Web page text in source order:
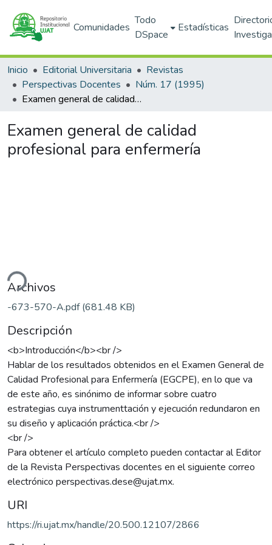
Comunidades
Todo
DSpace
Estadísticas
Inicio Editorial Universitaria
Revistas
Perspectivas Docentes
Núm. 17 (1995)
Examen general de calidad profesional para enfermería
Examen general de calidad
profesional para enfermería
Archivos
-673-570-A.pdf(681.48 KB)
Descripción
<b>Introducción</b><br />
Hablar de los resultados obtenidos en el Examen General de
Calidad Profesional para Enfermería (EGCPE), en lo que va
de este año, es sinónimo de informar sobre cuatro
estrategias cuya instrumenttación y ejecución redundaron en
su diseño y aplicación práctica.<br />
<br />
Para obtener el artículo completo pueden contactar al Editor
de la Revista Perspectivas docentes en el siguiente correo
electrónico perspectivas.dese@ujat.mx.
URI
https://ri.ujat.mx/handle/20.500.12107/2866